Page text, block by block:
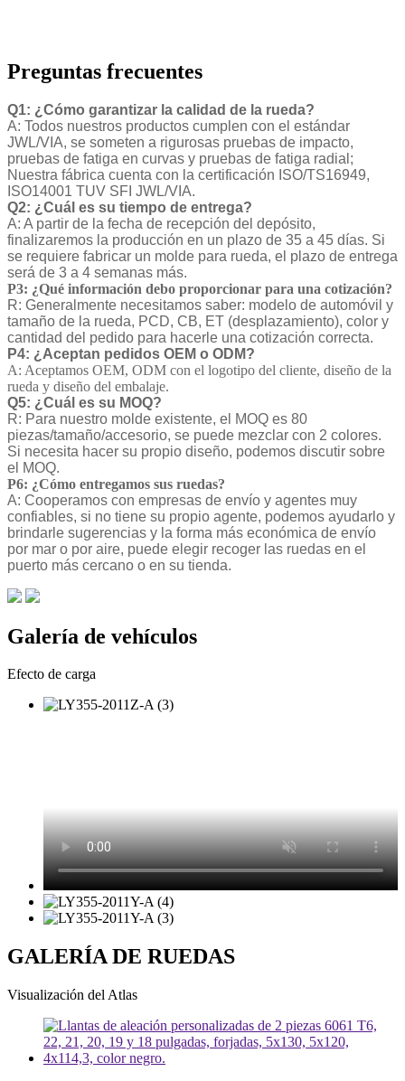
Preguntas frecuentes
Q1: ¿Cómo garantizar la calidad de la rueda?
A: Todos nuestros productos cumplen con el estándar
JWL/VIA, se someten a rigurosas pruebas de impacto,
pruebas de fatiga en curvas y pruebas de fatiga radial;
Nuestra fábrica cuenta con la certificación ISO/TS16949,
ISO14001 TUV SFI JWL/VIA.
Q2: ¿Cuál es su tiempo de entrega?
A: A partir de la fecha de recepción del depósito,
finalizaremos la producción en un plazo de 35 a 45 días. Si
se requiere fabricar un molde para rueda, el plazo de entrega
será de 3 a 4 semanas más.
P3: ¿Qué información debo proporcionar para una cotización?
R: Generalmente necesitamos saber: modelo de automóvil y
tamaño de la rueda, PCD, CB, ET (desplazamiento), color y
cantidad del pedido para hacerle una cotización correcta.
P4: ¿Aceptan pedidos OEM o ODM?
A: Aceptamos OEM, ODM con el logotipo del cliente, diseño de la
rueda y diseño del embalaje.
Q5: ¿Cuál es su MOQ?
R: Para nuestro molde existente, el MOQ es 80
piezas/tamaño/accesorio, se puede mezclar con 2 colores.
Si necesita hacer su propio diseño, podemos discutir sobre
el MOQ.
P6: ¿Cómo entregamos sus ruedas?
A: Cooperamos con empresas de envío y agentes muy
confiables, si no tiene su propio agente, podemos ayudarlo y
brindarle sugerencias y la forma más económica de envío
por mar o por aire, puede elegir recoger las ruedas en el
puerto más cercano o en su tienda.
Galería de vehículos
Efecto de carga
GALERÍA DE RUEDAS
Visualización del Atlas